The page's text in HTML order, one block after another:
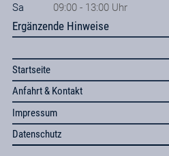
Sa
09:00 - 13:00 Uhr
Ergänzende Hinweise
Startseite
Anfahrt & Kontakt
Impressum
Datenschutz